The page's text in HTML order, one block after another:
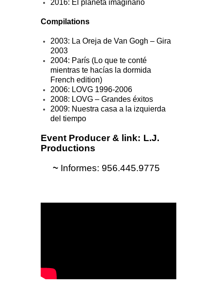
2016: El planeta imaginario
Compilations
2003: La Oreja de Van Gogh – Gira
2003
2004: París (Lo que te conté
mientras te hacías la dormida
French edition)
2006: LOVG 1996-2006
2008: LOVG – Grandes éxitos
2009: Nuestra casa a la izquierda
del tiempo
Event Producer & link: L.J.
Productions
~ Informes: 956.445.9775